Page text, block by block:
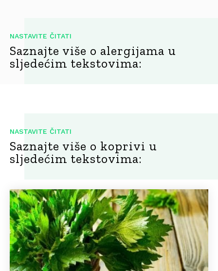
Saznajte više o alergijama u
sljedećim tekstovima:
NASTAVITE ČITATI
Saznajte više o koprivi u
sljedećim tekstovima:
NASTAVITE ČITATI